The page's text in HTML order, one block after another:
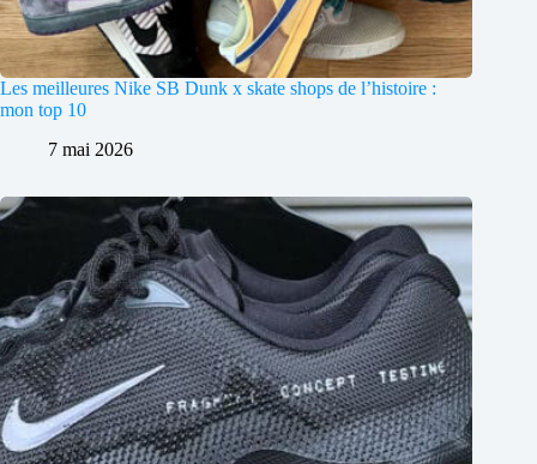
Les meilleures Nike SB Dunk x skate shops de l’histoire :
mon top 10
7 mai 2026